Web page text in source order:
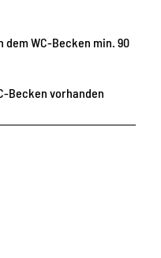
WC-Becken min. 90
Becken vorhanden